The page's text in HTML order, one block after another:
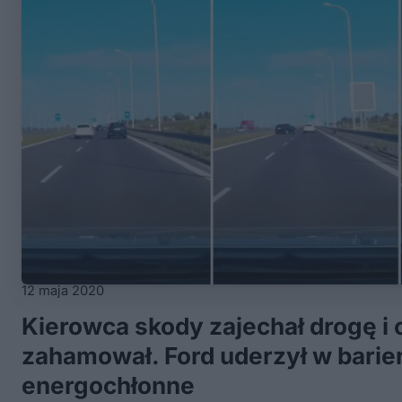
12 maja 2020
Kierowca skody zajechał drogę i
zahamował. Ford uderzył w
energochłonne